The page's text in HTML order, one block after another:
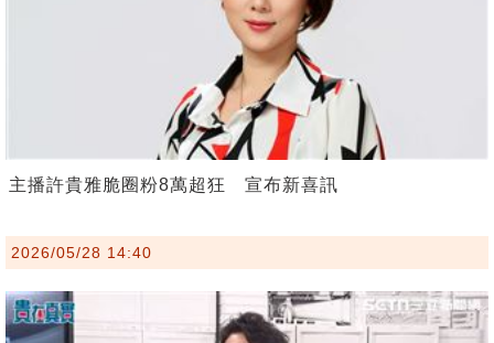
主播許貴雅脆圈粉8萬超狂 宣布新喜訊
2026/05/28 14:40